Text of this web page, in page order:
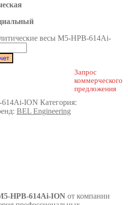
весы M5-HPB-614Ai-
Запрос
коммерческого
предложения
ION Категория:
BEL Engineering
HPB-614Ai-ION от компании